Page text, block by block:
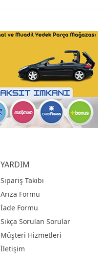
YARDIM
Sipariş Takibi
Arıza Formu
İade Formu
Sıkça Sorulan Sorular
Müşteri Hizmetleri
İletişim